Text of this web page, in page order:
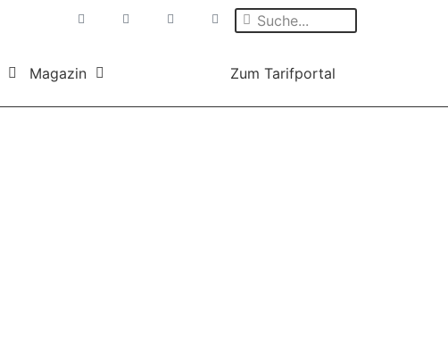
Magazin Zum Tarifportal